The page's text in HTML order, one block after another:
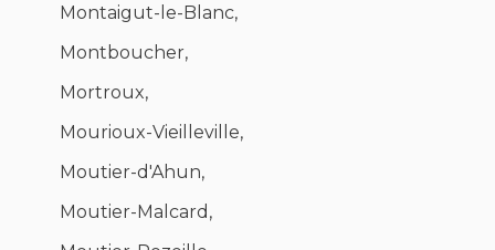
Montaigut-le-Blanc,
Montboucher,
Mortroux,
Mourioux-Vieilleville,
Moutier-d'Ahun,
Moutier-Malcard,